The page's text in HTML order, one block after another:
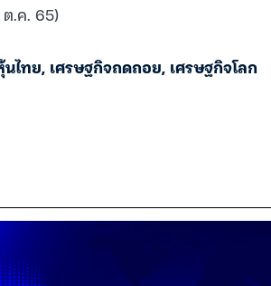
ต.ค. 65)
ไทย, เศรษฐกิจถดถอย, เศรษฐกิจโลก